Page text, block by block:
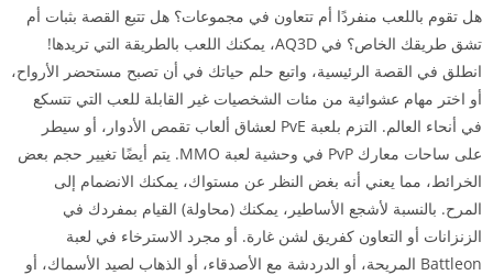
هل تقوم باللعب منفردًا أم تتعاون في مجموعات؟ هل تتبع القصة بثبات أم
تشق طريقك الخاص؟ في AQ3D، يمكنك اللعب بالطريقة التي تريدها!
انطلق في القصة الرئيسية، واتبع حلم حياتك في أن تصبح مستحضر الأرواح،
أو اختر مهام عشوائية من مئات الشخصيات غير القابلة للعب التي تتسكع
في أنحاء العالم. التزم بلعبة PvE لعشاق ألعاب تقمص الأدوار، أو سيطر
على ساحات معارك PvP في وحشية لعبة MMO. يتم أيضًا تغيير حجم بعض
الخرائط، مما يعني أنه بغض النظر عن مستواك، يمكنك الانضمام إلى
المرح. بالنسبة لأشجع الأساطير، يمكنك (محاولة) القيام بمفردك في
الزنزانات أو التعاون كفريق لشن غارة. أو مجرد الاسترخاء في لعبة
Battleon المريحة، أو الدردشة مع الأصدقاء، أو الذهاب لصيد الأسماك، أو